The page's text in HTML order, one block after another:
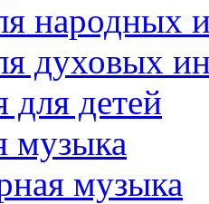
народных
духовых
для детей
музыка
музыка